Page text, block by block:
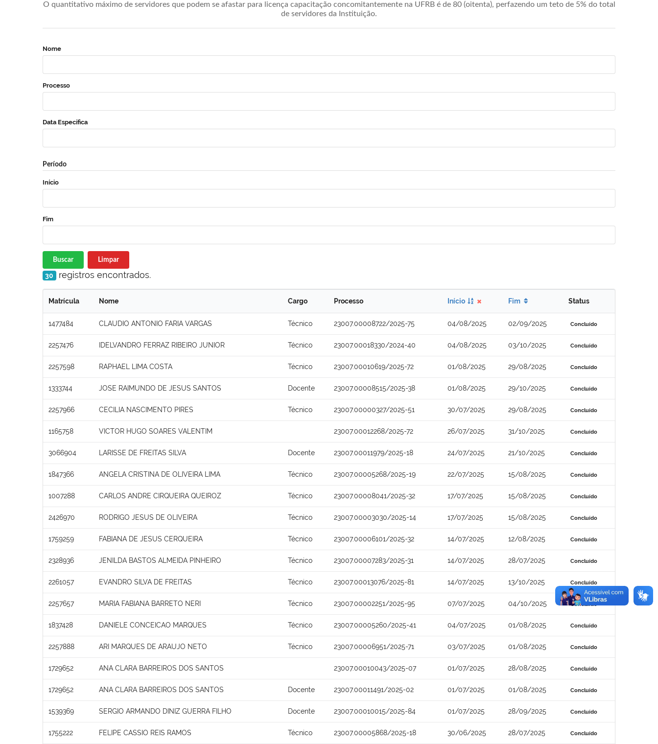
O quantitativo máximo de servidores que podem se afastar para licença capacitação concomitantemente na UFRB é de 80 (oitenta), perfazendo um teto de 5% do total
de servidores da Instituição.
Nome
Processo
Data Específica
Período
Início
Fim
Buscar Limpar
30 registros encontrados.
Matrícula Nome Cargo Processo Início Fim Status
1477484 CLAUDIO ANTONIO FARIA VARGAS Técnico 23007.00008722/2025-75 04/08/2025 02/09/2025 Concluído
2257476 IDELVANDRO FERRAZ RIBEIRO JUNIOR Técnico 23007.00018330/2024-40 04/08/2025 03/10/2025 Concluído
2257598 RAPHAEL LIMA COSTA Técnico 23007.00010619/2025-72 01/08/2025 29/08/2025 Concluído
1333744 JOSE RAIMUNDO DE JESUS SANTOS Docente 23007.00008515/2025-38 01/08/2025 29/10/2025 Concluído
2257966 CECILIA NASCIMENTO PIRES Técnico 23007.00000327/2025-51 30/07/2025 29/08/2025 Concluído
1165758 VICTOR HUGO SOARES VALENTIM 23007.00012268/2025-72 26/07/2025 31/10/2025 Concluído
3066904 LARISSE DE FREITAS SILVA Docente 23007.00011979/2025-18 24/07/2025 21/10/2025 Concluído
1847366 ANGELA CRISTINA DE OLIVEIRA LIMA Técnico 23007.00005268/2025-19 22/07/2025 15/08/2025 Concluído
1007288 CARLOS ANDRE CIRQUEIRA QUEIROZ Técnico 23007.00008041/2025-32 17/07/2025 15/08/2025 Concluído
2426970 RODRIGO JESUS DE OLIVEIRA Técnico 23007.00003030/2025-14 17/07/2025 15/08/2025 Concluído
1759259 FABIANA DE JESUS CERQUEIRA Técnico 23007.00006101/2025-32 14/07/2025 12/08/2025 Concluído
2328936 JENILDA BASTOS ALMEIDA PINHEIRO Técnico 23007.00007283/2025-31 14/07/2025 28/07/2025 Concluído
2261057 EVANDRO SILVA DE FREITAS Técnico 23007.00013076/2025-81 14/07/2025 13/10/2025 Concluído
2257657 MARIA FABIANA BARRETO NERI Técnico 23007.00002251/2025-95 07/07/2025 04/10/2025 Concluído
1837428 DANIELE CONCEICAO MARQUES Técnico 23007.00005260/2025-41 04/07/2025 01/08/2025 Concluído
2257888 ARI MARQUES DE ARAUJO NETO Técnico 23007.00006951/2025-71 03/07/2025 01/08/2025 Concluído
1729652 ANA CLARA BARREIROS DOS SANTOS 23007.00010043/2025-07 01/07/2025 28/08/2025 Concluído
1729652 ANA CLARA BARREIROS DOS SANTOS Docente 23007.00011491/2025-02 01/07/2025 01/08/2025 Concluído
1539369 SERGIO ARMANDO DINIZ GUERRA FILHO Docente 23007.00010015/2025-84 01/07/2025 28/09/2025 Concluído
1755222 FELIPE CASSIO REIS RAMOS Técnico 23007.00005868/2025-18 30/06/2025 28/07/2025 Concluído